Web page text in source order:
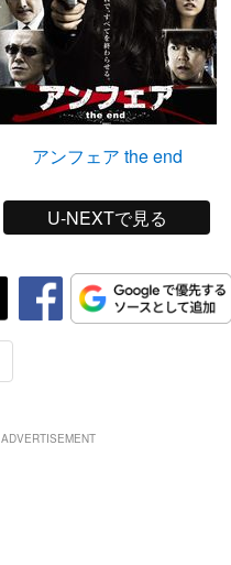
アンフェア the end
U-NEXTで見る
ADVERTISEMENT